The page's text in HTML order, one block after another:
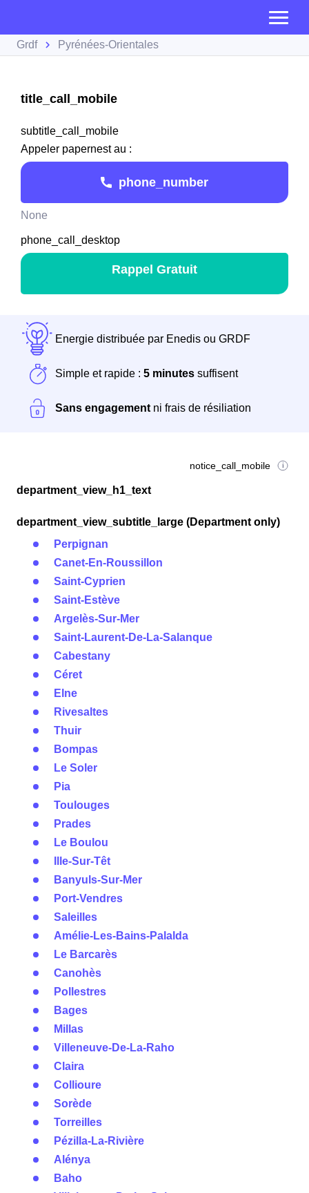
Grdf Pyrénées-Orientales
title_call_mobile
subtitle_call_mobile
Appeler papernest au :
phone_number
None
phone_call_desktop
Rappel Gratuit
Energie distribuée par Enedis ou GRDF
Simple et rapide : 5 minutes suffisent
Sans engagement ni frais de résiliation
notice_call_mobile
department_view_h1_text
department_view_subtitle_large (Department only)
Perpignan
Canet-En-Roussillon
Saint-Cyprien
Saint-Estève
Argelès-Sur-Mer
Saint-Laurent-De-La-Salanque
Cabestany
Céret
Elne
Rivesaltes
Thuir
Bompas
Le Soler
Pia
Toulouges
Prades
Le Boulou
Ille-Sur-Têt
Banyuls-Sur-Mer
Port-Vendres
Saleilles
Amélie-Les-Bains-Palalda
Le Barcarès
Canohès
Pollestres
Bages
Millas
Villeneuve-De-La-Raho
Claira
Collioure
Sorède
Torreilles
Pézilla-La-Rivière
Alénya
Baho